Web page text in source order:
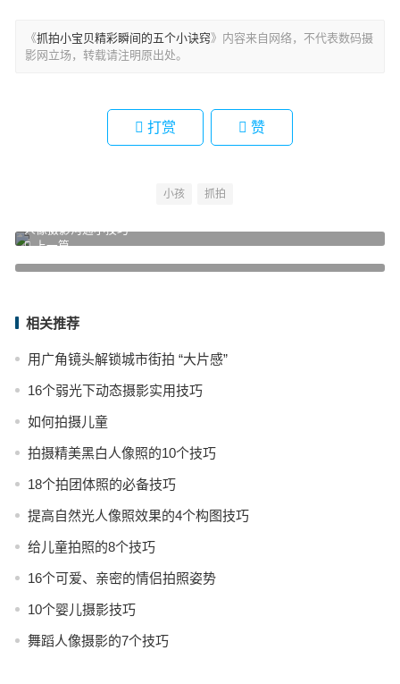
《抓拍小宝贝精彩瞬间的五个小诀窍》内容来自网络，不代表数码摄
影网立场，转载请注明原出处。
打赏 赞
小孩 抓拍
上一篇
人像摄影沟通小技巧
相关推荐
用广角镜头解锁城市街拍 “大片感”
16个弱光下动态摄影实用技巧
如何拍摄儿童
拍摄精美黑白人像照的10个技巧
18个拍团体照的必备技巧
提高自然光人像照效果的4个构图技巧
给儿童拍照的8个技巧
16个可爱、亲密的情侣拍照姿势
10个婴儿摄影技巧
舞蹈人像摄影的7个技巧